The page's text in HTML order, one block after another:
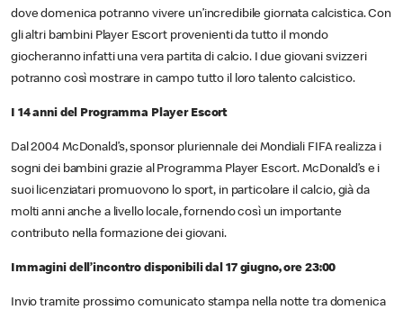
dove domenica potranno vivere un’incredibile giornata calcistica. Con
gli altri bambini Player Escort provenienti da tutto il mondo
giocheranno infatti una vera partita di calcio. I due giovani svizzeri
potranno così mostrare in campo tutto il loro talento calcistico.
I 14 anni del Programma Player Escort
Dal 2004 McDonald’s, sponsor pluriennale dei Mondiali FIFA realizza i
sogni dei bambini grazie al Programma Player Escort. McDonald’s e i
suoi licenziatari promuovono lo sport, in particolare il calcio, già da
molti anni anche a livello locale, fornendo così un importante
contributo nella formazione dei giovani.
Immagini dell’incontro disponibili dal 17 giugno, ore 23:00
Invio tramite prossimo comunicato stampa nella notte tra domenica